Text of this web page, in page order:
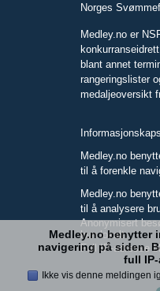
Norges
Medley.no er
blant annet
rangeringslister
medaljeoversikt
Medley.no
til å forenkle
Medley.no
til å analysere
Anonymisert
kun lokalt.
Full IP-adresse
Medley.no benytter
navigering på siden.
full
Ikke vis denne meldingen